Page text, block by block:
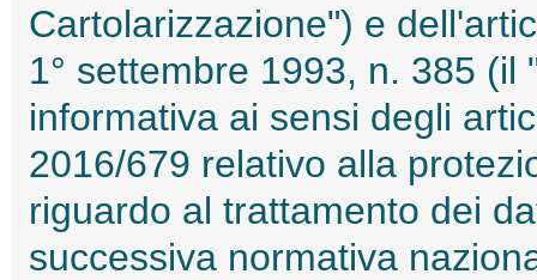
Cartolarizzazione") e
1° settembre 1993, n. 385 (il
informativa ai sensi degli
2016/679 relativo alla
riguardo al trattamento dei
successiva normativa